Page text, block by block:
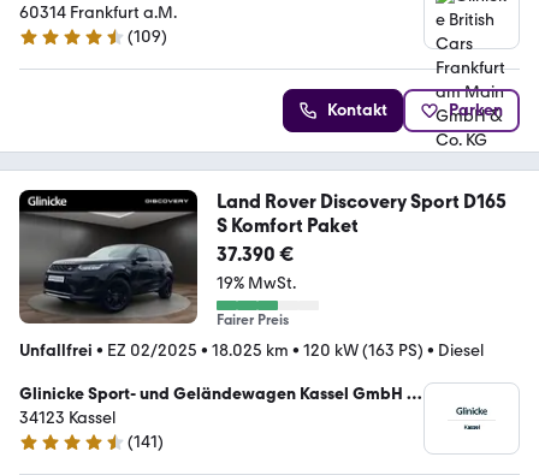
Co. KG
60314 Frankfurt a.M.
4.5 Sterne
(109)
Kontakt Parken
Land Rover Discovery Sport D165
S Komfort Paket
37.390 €
19% MwSt.
Fairer Preis
Unfallfrei • EZ 02/2025 • 18.025 km • 120 kW (163 PS) • Diesel
Glinicke Sport- und Geländewagen Kassel GmbH &
Co. KG
34123 Kassel
4.7 Sterne
(141)